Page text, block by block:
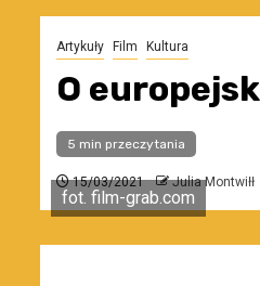
Artykuły Film Kultura
O
5 min przeczytania
15/03/2021 Julia Montwiłł
fot. film-grab.com